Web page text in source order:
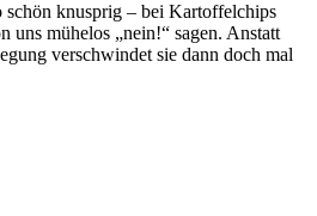
knusprig – bei Kartoffelchips
uns mühelos „nein!“ sagen. Anstatt
verschwindet sie dann doch mal